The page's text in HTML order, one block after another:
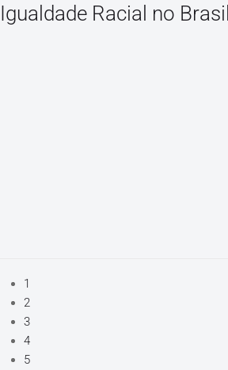
Igualdade Racial no Brasil
1
2
3
4
5